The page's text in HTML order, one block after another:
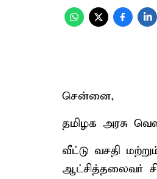
சென்னை,
தமிழக அரசு
வீட்டு வசதி
ஆட்சித்தலைவர்